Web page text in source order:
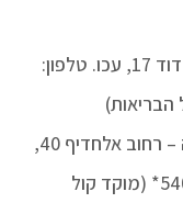
לשכת בריאות נפת עכו – רחוב נוי דוד 17, עכו. טלפון:
לשכת בריאות נפת כנרת – טבריה – רחוב אלחדיף 40,
טבריה. טלפון: 08-6241010 או 5400* (מוקד קול